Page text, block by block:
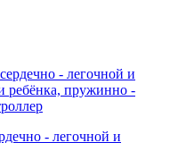
- легочной и